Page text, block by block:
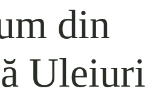
din
Uleiuri